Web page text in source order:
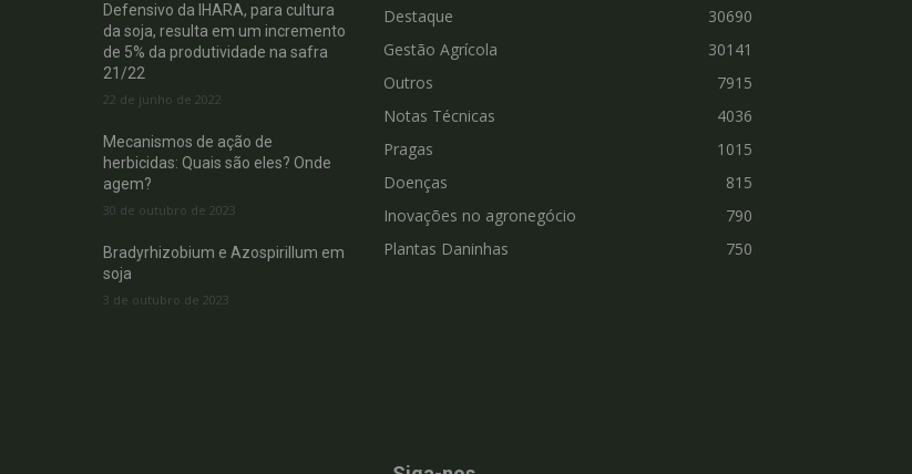
Defensivo da IHARA, para cultura
da soja, resulta em um incremento
de 5% da produtividade na safra
21/22
22 de junho de 2022
Mecanismos de ação de
herbicidas: Quais são eles? Onde
agem?
30 de outubro de 2023
Bradyrhizobium e Azospirillum em
soja
3 de outubro de 2023
Destaque
30690
Gestão Agrícola
30141
Outros
7915
Notas Técnicas
4036
Pragas
1015
Doenças
815
Inovações no agronegócio
790
Plantas Daninhas
750